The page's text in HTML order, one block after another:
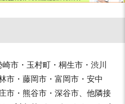
市・玉村町・桐生市・渋川
市・藤岡市・富岡市・安中
市・熊谷市・深谷市、他隣接